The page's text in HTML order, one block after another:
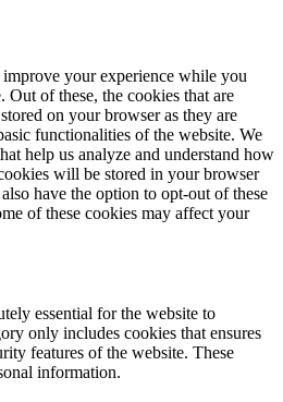
your experience while you
Out of these, the cookies that are
on your browser as they are
functionalities of the website. We
help us analyze and understand how
will be stored in your browser
have the option to opt-out of these
of these cookies may affect your
essential for the website to
only includes cookies that ensures
features of the website. These
information.